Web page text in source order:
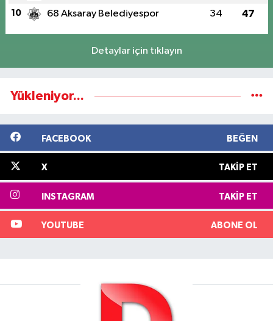
10 68 Aksaray Belediyespor 34 47
Detaylar için tıklayın
Yükleniyor...
FACEBOOK BEĞEN
X TAKIP ET
INSTAGRAM TAKIP ET
YOUTUBE ABONE OL